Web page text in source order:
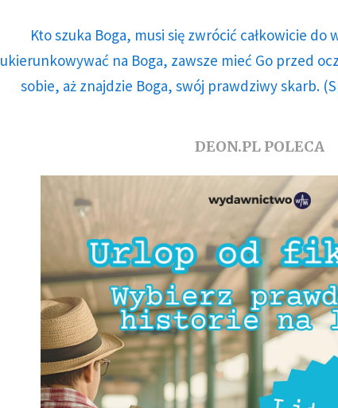
Kto szuka Boga, musi się zwrócić całkowicie do
ukierunkowywać na Boga, zawsze mieć Go przed
sobie, aż znajdzie Boga, swój prawdziwy skarb.
DEON.PL POLECA